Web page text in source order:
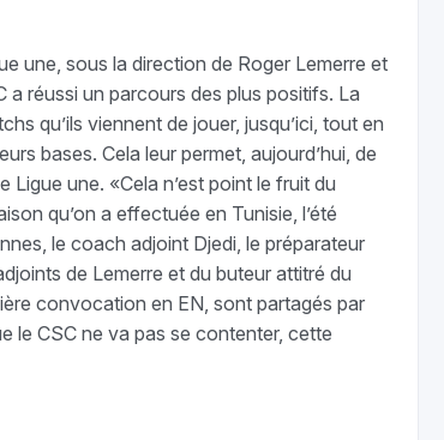
une, sous la direction de Roger Lemerre et
a réussi un parcours des plus positifs. La
qu’ils viennent de jouer, jusqu’ici, tout en
bases. Cela leur permet, aujourd’hui, de
une. «Cela n’est point le fruit du
qu’on a effectuée en Tunisie, l’été
le coach adjoint Djedi, le préparateur
de Lemerre et du buteur attitré du
convocation en EN, sont partagés par
le CSC ne va pas se contenter, cette